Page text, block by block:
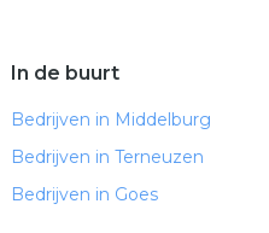
In de buurt
Bedrijven in Middelburg
Bedrijven in Terneuzen
Bedrijven in Goes